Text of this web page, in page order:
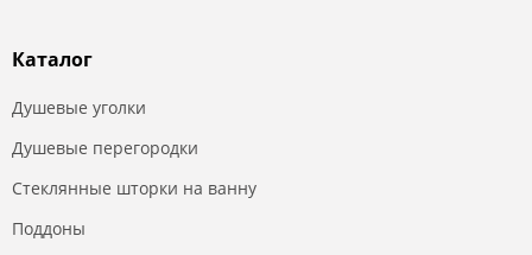
Каталог
Душевые уголки
Душевые перегородки
Стеклянные шторки на ванну
Поддоны